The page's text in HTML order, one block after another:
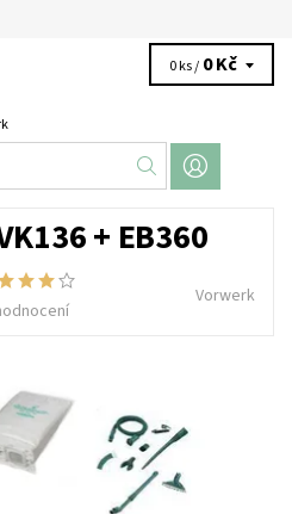
0 ks / 0 Kč
+ EB360
Vorwerk